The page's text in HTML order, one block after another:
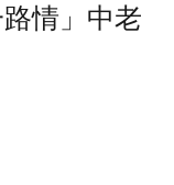
情」中老